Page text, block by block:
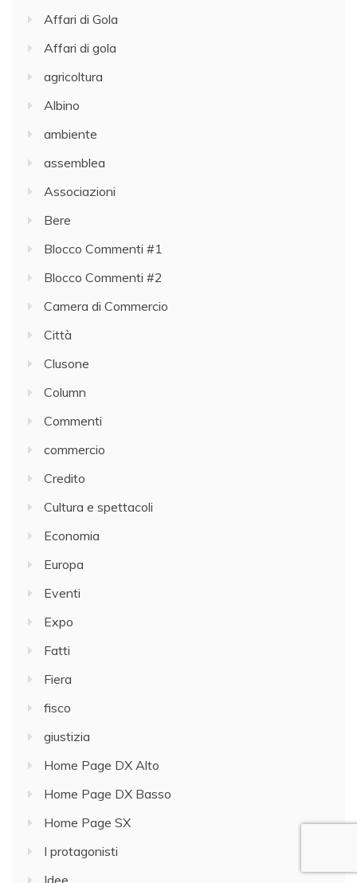
Affari di Gola
Affari di gola
agricoltura
Albino
ambiente
assemblea
Associazioni
Bere
Blocco Commenti #1
Blocco Commenti #2
Camera di Commercio
Città
Clusone
Column
Commenti
commercio
Credito
Cultura e spettacoli
Economia
Europa
Eventi
Expo
Fatti
Fiera
fisco
giustizia
Home Page DX Alto
Home Page DX Basso
Home Page SX
I protagonisti